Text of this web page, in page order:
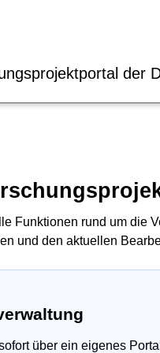
der
Funktionen rund um die
und den aktuellen
über ein eigenes